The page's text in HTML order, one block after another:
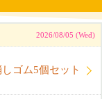
2026/08/05 (Wed)
ゴム5個セット